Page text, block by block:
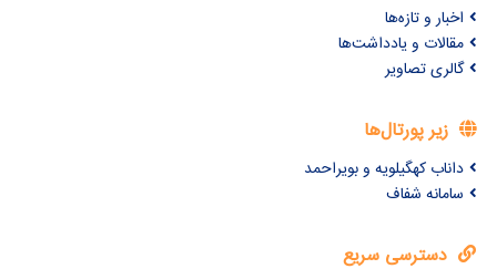
اخبار و تازه‌ها
مقالات و یادداشت‌ها
گالری تصاویر
زیر پورتال‌ها
داناب کهگیلویه و بویراحمد
سامانه شفاف
دسترسی سریع